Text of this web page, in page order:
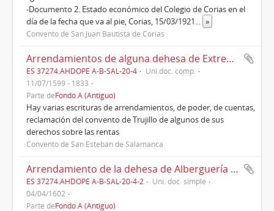
-Documento 2. Estado económico del Colegio de Corias en el
día de la fecha que va al pie, Corias, 15/03/1921... »
Convento de San Juan Bautista de Corias
Arrendamientos de alguna dehesa de Extremadura, cuentas, apuntaciones concernientes a dicha dehesa, para inteligencia de sus sitios y linderos, enviadas por los administradores de Trujillo. (1599-1833)
ES 37274.AHDOPE A-B-SAL-20-4
Uni.doc. comp.
11/07/1599 - 1833
Parte deFondo A (Antiguo)
Hay varias escrituras de arrendamientos, de poder, de cuentas,
reclamación del convento de Trujillo de algunos de sus
derechos sobre las rentas
Convento de San Esteban de Salamanca
Arrendamiento de la dehesa de Alberguería a vecinos de Trujillo (1602)
ES 37274.AHDOPE A-B-SAL-20-4-2
Uni. doc. simple
04/04/1602
Parte deFondo A (Antiguo)